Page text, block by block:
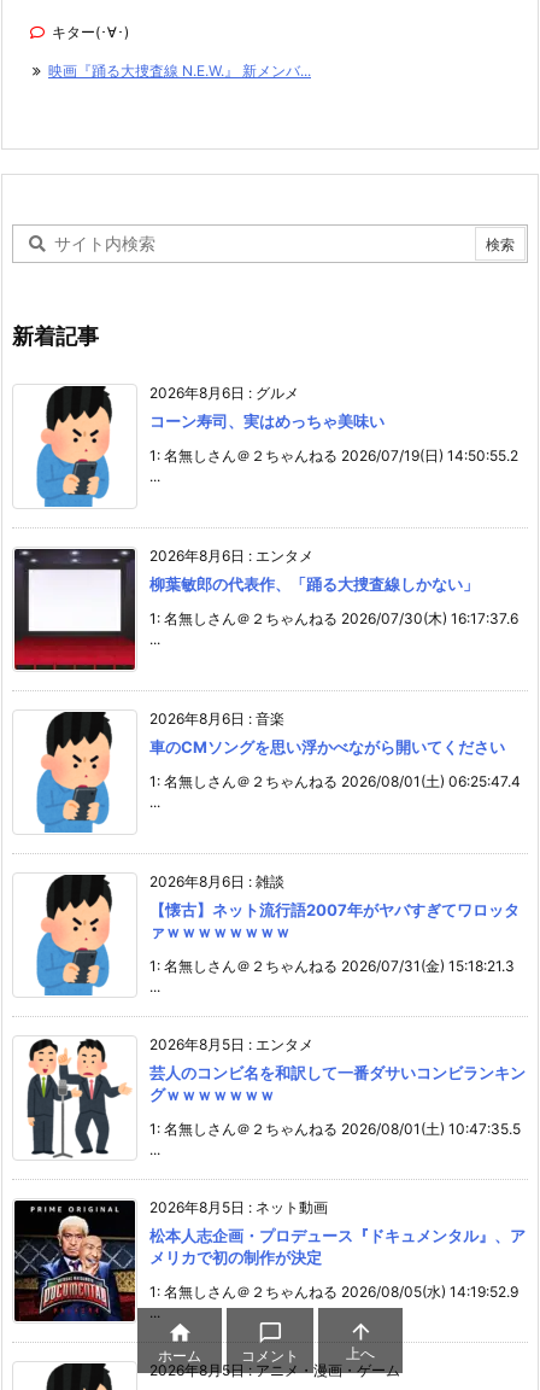
キター(･∀･)
映画『踊る大捜査線 N.E.W.』 新メンバ...
新着記事
2026年8月6日 : グルメ
コーン寿司、実はめっちゃ美味い
1: 名無しさん＠２ちゃんねる 2026/07/19(日) 14:50:55.2
...
2026年8月6日 : エンタメ
柳葉敏郎の代表作、「踊る大捜査線しかない」
1: 名無しさん＠２ちゃんねる 2026/07/30(木) 16:17:37.6
...
2026年8月6日 : 音楽
車のCMソングを思い浮かべながら開いてください
1: 名無しさん＠２ちゃんねる 2026/08/01(土) 06:25:47.4
...
2026年8月6日 : 雑談
【懐古】ネット流行語2007年がヤバすぎてワロッタ
ァｗｗｗｗｗｗｗｗ
1: 名無しさん＠２ちゃんねる 2026/07/31(金) 15:18:21.3
...
2026年8月5日 : エンタメ
芸人のコンビ名を和訳して一番ダサいコンビランキン
グｗｗｗｗｗｗｗ
1: 名無しさん＠２ちゃんねる 2026/08/01(土) 10:47:35.5
...
2026年8月5日 : ネット動画
松本人志企画・プロデュース『ドキュメンタル』、ア
メリカで初の制作が決定
1: 名無しさん＠２ちゃんねる 2026/08/05(水) 14:19:52.9
...
2026年8月5日:アニメ・漫画・ゲーム

ホーム

コメント

上へ